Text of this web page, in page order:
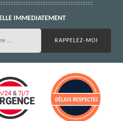
IMMEDIATEMENT